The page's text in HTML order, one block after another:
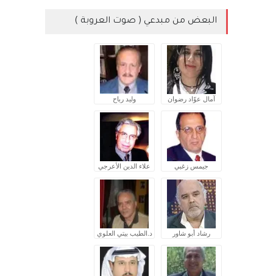
البعض من مبدعي ( صوت العروبة )
آمال عوّاد رضوان وليد رباح
جيمس زغبي علاء الدين الأعرجي
رشاد أبو شاور د.الطيب بيتي العلوي